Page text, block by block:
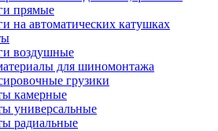
прямые
на автоматических катушках
воздушные
для шиномонтажа
грузики
камерные
универсальные
радиальные